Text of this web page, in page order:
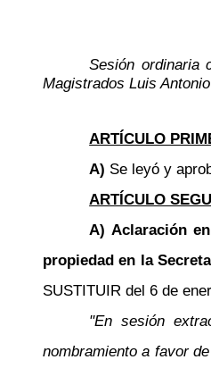
Sesión ordinaria
Magistrados Luis
ARTÍCULO
A) Se leyó y
ARTÍCULO
A) Aclaración
propiedad en la
SUSTITUIR del 6 de
"En sesión
nombramiento a favor